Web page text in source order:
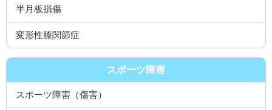
半月板損傷
変形性膝関節症
スポーツ障害
スポーツ障害（傷害）